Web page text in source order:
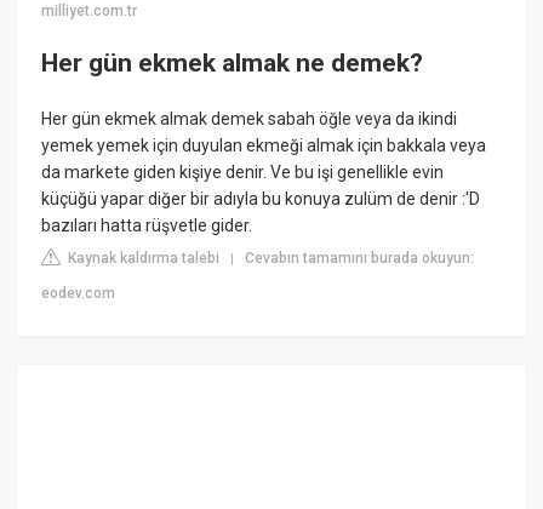
milliyet.com.tr
Her gün ekmek almak ne demek?
Her gün ekmek almak demek sabah öğle veya da ikindi
yemek yemek için duyulan ekmeği almak için bakkala veya
da markete giden kişiye denir. Ve bu işi genellikle evin
küçüğü yapar diğer bir adıyla bu konuya zulüm de denir :'D
bazıları hatta rüşvetle gider.
Kaynak kaldırma talebi |Cevabın tamamını burada okuyun:
eodev.com